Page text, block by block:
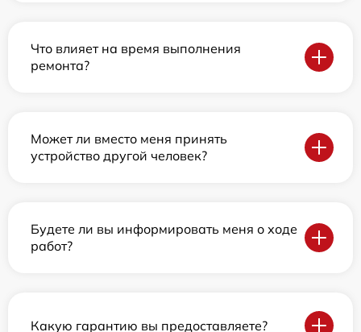
Что влияет на время выполнения
ремонта?
Может ли вместо меня принять
устройство другой человек?
Будете ли вы информировать меня о ходе
работ?
Какую гарантию вы предоставляете?